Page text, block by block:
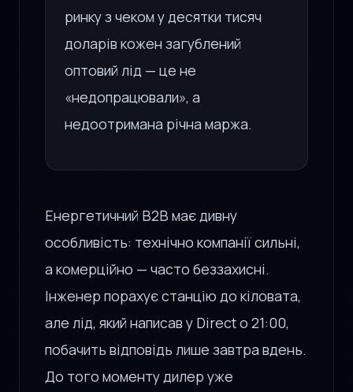
ринку з чеком у десятки тисяч
доларів кожен загублений
оптовий лід — це не
«недопрацювали», а
недоотримана річна маржа.
Енергетичний B2B має дивну
особливість: технічно компанії сильні,
а комерційно — часто беззахисні.
Інженер порахує станцію до кіловата,
але лід, який написав у Direct о 21:00,
побачить відповідь лише завтра вдень.
До того моменту дилер уже